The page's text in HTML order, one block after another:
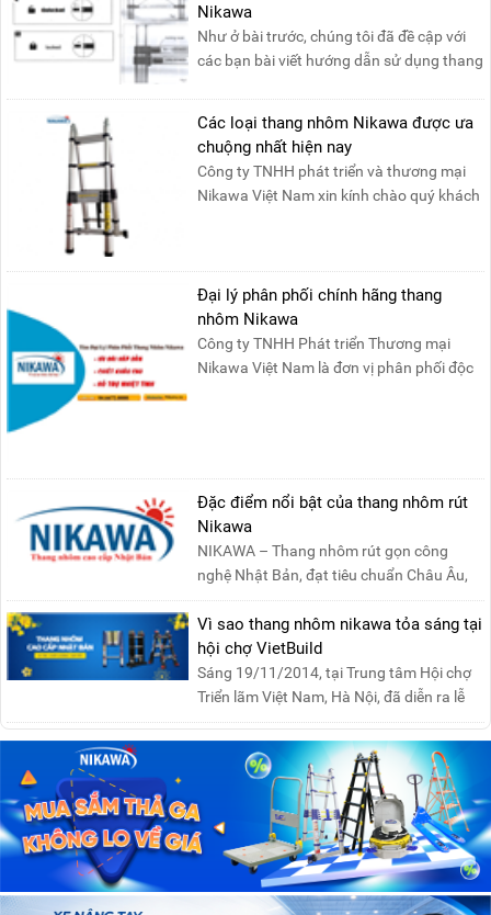
Nikawa
Như ở bài trước, chúng tôi đã đề cập với
các bạn bài viết hướng dẫn sử dụng thang
Các loại thang nhôm Nikawa được ưa
chuộng nhất hiện nay
Công ty TNHH phát triển và thương mại
Nikawa Việt Nam xin kính chào quý khách
Đại lý phân phối chính hãng thang
nhôm Nikawa
Công ty TNHH Phát triển Thương mại
Nikawa Việt Nam là đơn vị phân phối độc
Đặc điểm nổi bật của thang nhôm rút
Nikawa
NIKAWA – Thang nhôm rút gọn công
nghệ Nhật Bản, đạt tiêu chuẩn Châu Âu,
đảm bảo sự an toàn tuy....
Vì sao thang nhôm nikawa tỏa sáng tại
hội chợ VietBuild
Sáng 19/11/2014, tại Trung tâm Hội chợ
Triển lãm Việt Nam, Hà Nội, đã diễn ra lễ
khai mạc “Triể....